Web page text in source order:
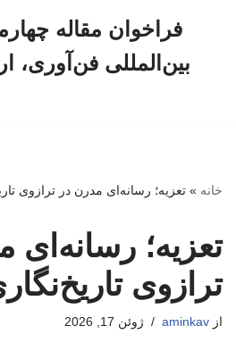
فراخوان مقاله
بین‌المللی فن‌آوری،
خانه » تعزیه؛ رسانه‌ای مدرن در ترازوی
تعزیه؛ رسانه‌ای
ترازوی
از aminkav ژوئن 17, 2026